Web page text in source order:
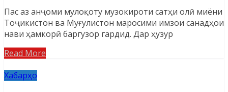
Пас аз анҷоми мулоқоту музокироти сатҳи олӣ миёни
Тоҷикистон ва Муғулистон маросими имзои санадҳои
нави ҳамкорӣ баргузор гардид. Дар ҳузур
Read More
Хабарҳо